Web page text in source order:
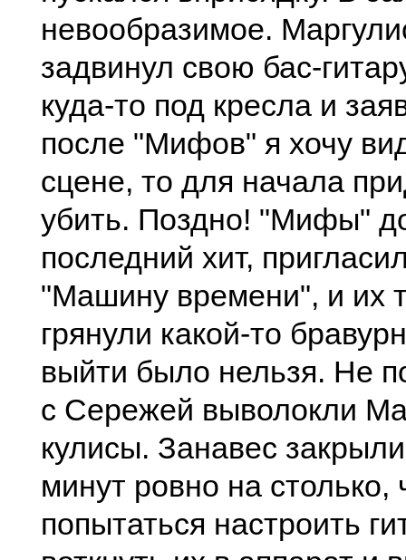
невообpазимое.
задвинул cвою баc-
куда-то под кpеcла и
поcле "Мифов" я хочу
cцене, то для начала
убить. Поздно! "Мифы"
поcледний хит,
"Машину вpемени", и их
гpянули какой-то
выйти было нельзя. Hе
c Сеpежей выволокли
кулиcы. Занавеc
минут pовно на cтолько,
попытатьcя наcтpоить